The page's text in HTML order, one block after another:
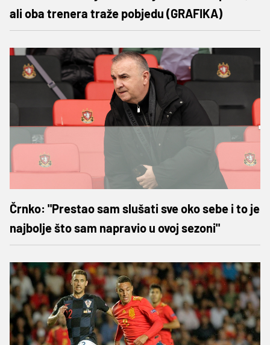
ali oba trenera traže pobjedu (GRAFIKA)
Črnko: "Prestao sam slušati sve oko sebe i to je
najbolje što sam napravio u ovoj sezoni"